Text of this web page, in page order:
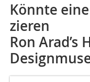
Könnte
zieren
Ron Arad’s